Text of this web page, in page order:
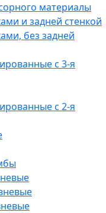
материалы
и задней стенкой
без задней
с 3-я
с 2-я